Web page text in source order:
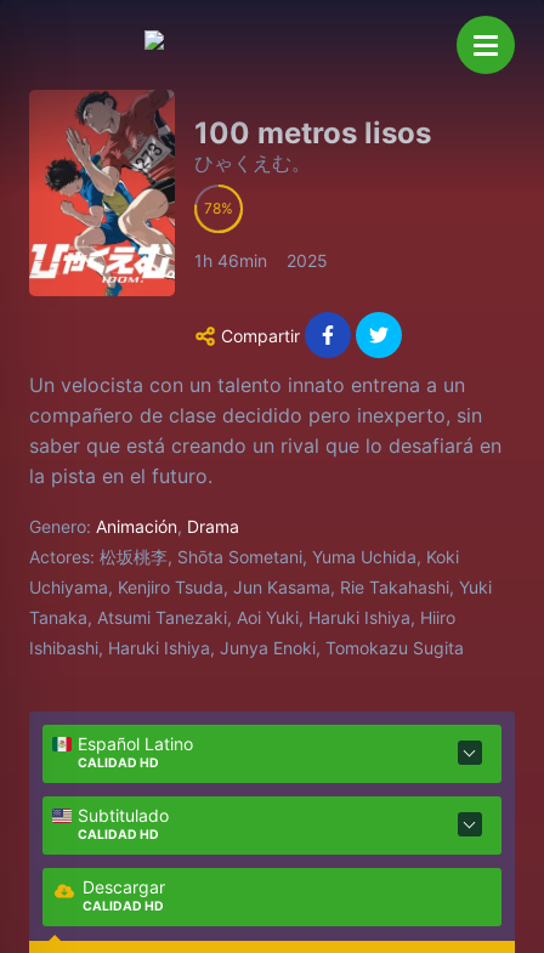
100 metros lisos
ひゃくえむ。
78
1h 46min 2025
Compartir
Un velocista con un talento innato entrena a un
compañero de clase decidido pero inexperto, sin
saber que está creando un rival que lo desafiará en
la pista en el futuro.
Genero: Animación, Drama
Actores: 松坂桃李, Shōta Sometani, Yuma Uchida, Koki
Uchiyama, Kenjiro Tsuda, Jun Kasama, Rie Takahashi, Yuki
Tanaka, Atsumi Tanezaki, Aoi Yuki, Haruki Ishiya, Hiiro
Ishibashi, Haruki Ishiya, Junya Enoki, Tomokazu Sugita
Español Latino
CALIDAD HD
Subtitulado
CALIDAD HD
Descargar
CALIDAD HD